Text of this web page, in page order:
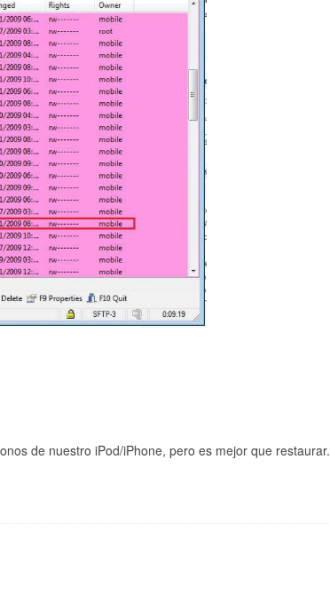
de nuestro iPod/iPhone, pero es mejor que restaurar.